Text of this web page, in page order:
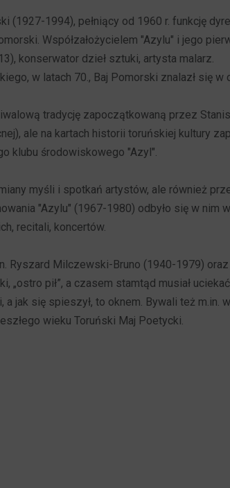
(1927-1994), pełniący od 1960 r. funkcję
Współzałożycielem "Azylu" i jego
konserwator dzieł sztuki, artysta malarz.
w latach 70., Baj Pomorski znalazł się w
tradycję zapoczątkowaną przez
ale na kartach historii toruńskiej kultury
klubu środowiskowego "Azyl".
myśli i spotkań artystów, ale również
"Azylu" (1967-1980) odbyło się w nim
recitali, koncertów.
Ryszard Milczewski-Bruno (1940-1979)
„ostro pił”, a czasem stamtąd musiał
a jak się spieszył, to oknem. Bywali też m.in.
wieku Toruński Maj Poetycki.